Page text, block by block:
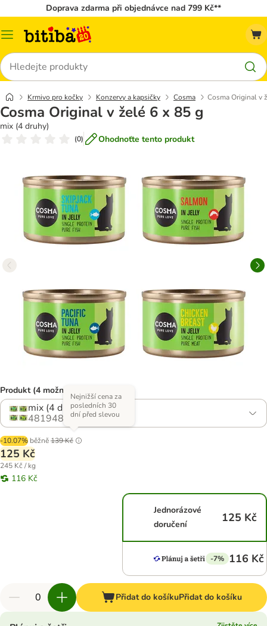
Doprava zdarma při objednávce nad 799 Kč**
Kategorie
Hledat
Krmivo pro kočky Konzervy a kapsičky Cosma Cosma Original v
Cosma Original v želé 6 x 85 g
mix (4 druhy)
(0) Ohodnoťte tento produkt
Produkt (4 možností)
mix (4 druhy)
481948.8
-10.07% běžně139 Kč
Nejnižší cena za
posledních 30
dní před slevou
125 Kč
245 Kč / kg
116 Kč
Jednorázové
doručení
125 Kč
-7% 116 Kč
Přidat do košíkuPřidat do košíku